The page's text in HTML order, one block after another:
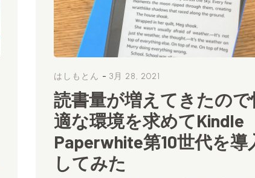
はしもとん - 3月 28, 2021
読書量が増えてきたので
適な環境を求めてKindle
Paperwhite第10世代を導
してみた